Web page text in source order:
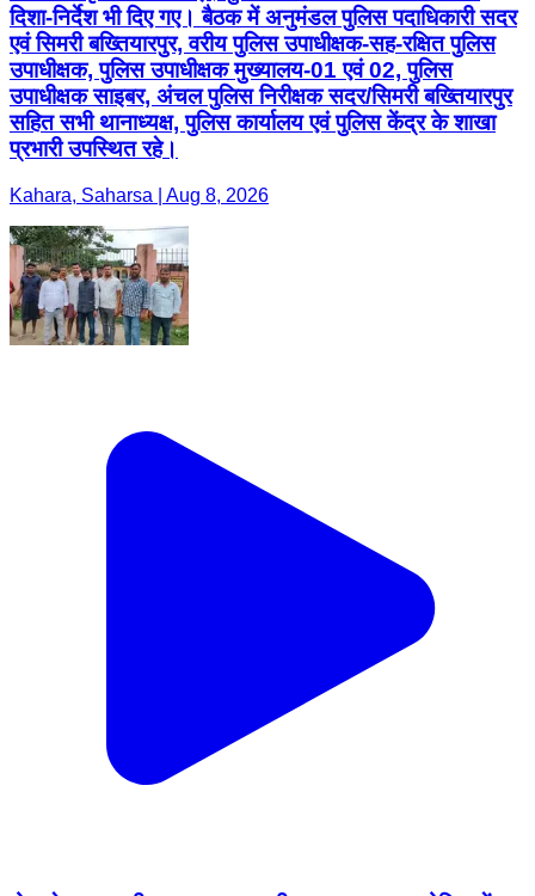
दिशा-निर्देश भी दिए गए। बैठक में अनुमंडल पुलिस पदाधिकारी सदर
एवं सिमरी बख्तियारपुर, वरीय पुलिस उपाधीक्षक-सह-रक्षित पुलिस
उपाधीक्षक, पुलिस उपाधीक्षक मुख्यालय-01 एवं 02, पुलिस
उपाधीक्षक साइबर, अंचल पुलिस निरीक्षक सदर/सिमरी बख्तियारपुर
सहित सभी थानाध्यक्ष, पुलिस कार्यालय एवं पुलिस केंद्र के शाखा
प्रभारी उपस्थित रहे।
Kahara, Saharsa | Aug 8, 2026